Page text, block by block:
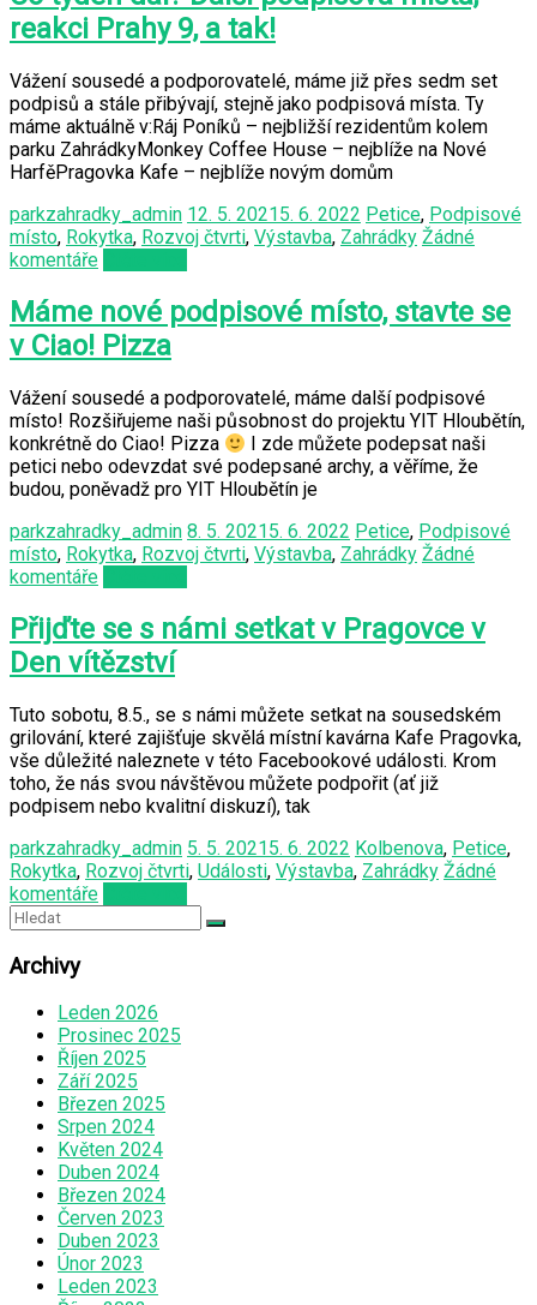
reakci Prahy 9, a tak!
Vážení sousedé a podporovatelé, máme již přes sedm set
podpisů a stále přibývají, stejně jako podpisová místa. Ty
máme aktuálně v:Ráj Poníků – nejbližší rezidentům kolem
parku ZahrádkyMonkey Coffee House – nejblíže na Nové
HarfěPragovka Kafe – nejblíže novým domům
parkzahradky_admin 12. 5. 2021 5. 6. 2022 Petice, Podpisové
místo, Rokytka, Rozvoj čtvrti, Výstavba, Zahrádky Žádné
komentáře
Máme nové podpisové místo, stavte se
v Ciao! Pizza
Vážení sousedé a podporovatelé, máme další podpisové
místo! Rozšiřujeme naši působnost do projektu YIT Hloubětín,
konkrétně do Ciao! Pizza
I zde můžete podepsat naši
petici nebo odevzdat své podepsané archy, a věříme, že
budou, poněvadž pro YIT Hloubětín je
parkzahradky_admin 8. 5. 2021 5. 6. 2022 Petice, Podpisové
místo, Rokytka, Rozvoj čtvrti, Výstavba, Zahrádky Žádné
komentáře
Přijďte se s námi setkat v Pragovce v
Den vítězství
Tuto sobotu, 8.5., se s námi můžete setkat na sousedském
grilování, které zajišťuje skvělá místní kavárna Kafe Pragovka,
vše důležité naleznete v této Facebookové události. Krom
toho, že nás svou návštěvou můžete podpořit (ať již
podpisem nebo kvalitní diskuzí), tak
parkzahradky_admin 5. 5. 20215. 6. 2022 Kolbenova, Petice,
Rokytka, Rozvoj čtvrti, Události, Výstavba, Zahrádky Žádné
komentáře
Archivy
Leden 2026
Prosinec 2025
Říjen 2025
Září 2025
Březen 2025
Srpen 2024
Květen 2024
Duben 2024
Březen 2024
Červen 2023
Duben 2023
Únor 2023
Leden 2023